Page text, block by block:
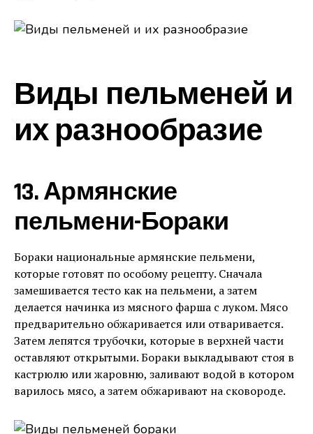
Виды пельменей и
их разнообразие
13. Армянские
пельмени-Бораки
Бораки национальные армянские пельмени,
которые готовят по особому рецепту. Сначала
замешивается тесто как на пельмени, а затем
делается начинка из мясного фарша с луком. Мясо
предварительно обжаривается или отваривается.
Затем лепятся трубочки, которые в верхней части
оставляют открытыми. Бораки выкладывают стоя в
кастрюлю или жаровню, заливают водой в котором
варилось мясо, а затем обжаривают на сковороде.